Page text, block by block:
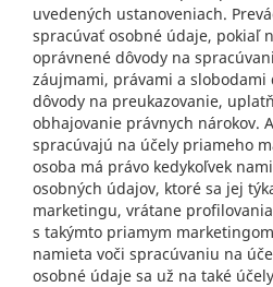
uvedených ustanoveniach.
spracúvať osobné údaje, pokiaľ
oprávnené dôvody na
záujmami, právami a slobodami
dôvody na preukazovanie,
obhajovanie právnych nárokov.
spracúvajú na účely priameho
osoba má právo kedykoľvek
osobných údajov, ktoré sa jej
marketingu, vrátane
s takýmto priamym
namieta voči spracúvaniu na
osobné údaje sa už na také